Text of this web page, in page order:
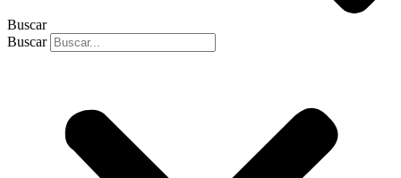
Buscar
Buscar